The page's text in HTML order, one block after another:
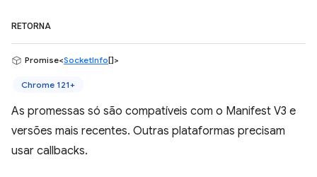
RETORNA
Promise<SocketInfo[]>
Chrome 121+
As promessas só são compatíveis com o Manifest V3 e
versões mais recentes. Outras plataformas precisam
usar callbacks.